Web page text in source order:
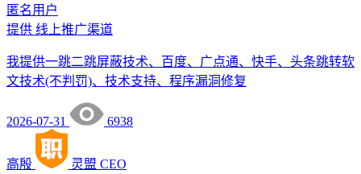
匿名用户
提供 线上推广渠道
我提供一跳二跳屏蔽技术、百度、广点通、快手、头条跳转软
文技术(不判罚)、技术支持、程序漏洞修复
2026-07-31 6938
高殷 灵盟 CEO